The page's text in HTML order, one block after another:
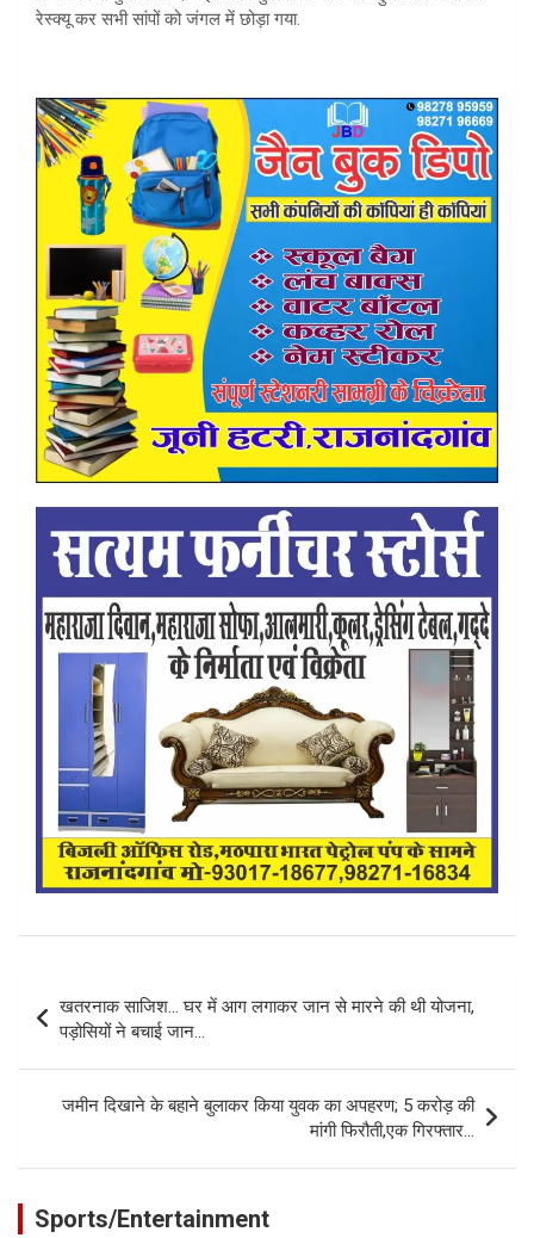
रेस्क्यू कर सभी सांपों को जंगल में छोड़ा गया.
navigation
खतरनाक साजिश… घर में आग लगाकर जान से मारने की थी योजना,
पड़ोसियों ने बचाई जान…
जमीन दिखाने के बहाने बुलाकर किया युवक का अपहरण; 5 करोड़ की
मांगी फिरौती,एक गिरफ्तार…
Sports/Entertainment